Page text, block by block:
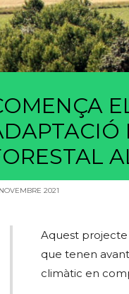
2021
Aquest projecte
que tenen
climàtic en